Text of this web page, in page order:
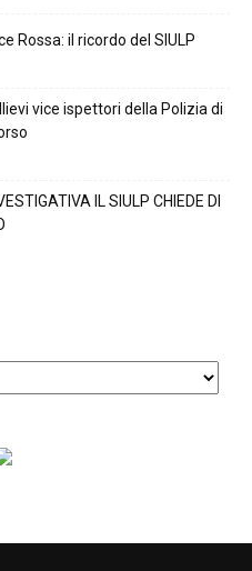
Rossa: il ricordo del SIULP
vice ispettori della Polizia di
IL SIULP CHIEDE DI